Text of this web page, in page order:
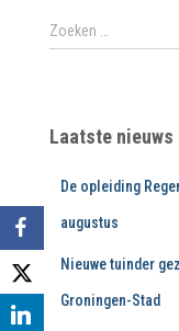
Z
o
n
Zoeken …
Laatste nieuws
De opleiding
augustus
Nieuwe tuinder
Groningen-Stad